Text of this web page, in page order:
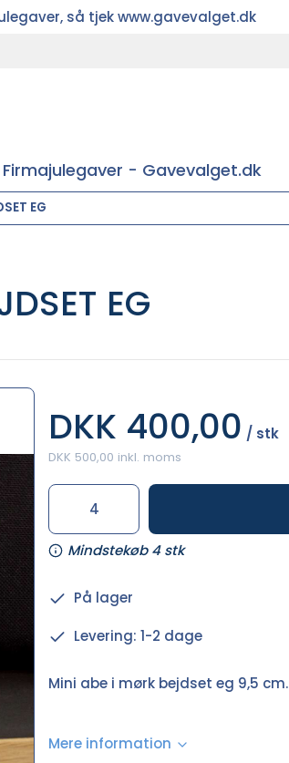
så tjek www.gavevalget.dk
Firmajulegaver - Gavevalget.dk
EG
EG
DKK 400,00 / stk
DKK 500,00 inkl. moms
Mindstekøb 4 stk
På lager
Levering: 1-2 dage
Mini abe i mørk bejdset eg 9,5 cm.
Mere information